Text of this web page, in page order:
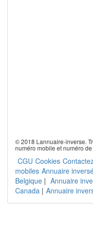
© 2018 Lannuaire-inverse.
numéro mobile et numéro de
CGU Cookies
mobiles Annuaire
Belgique | Annuaire
Canada | Annuaire